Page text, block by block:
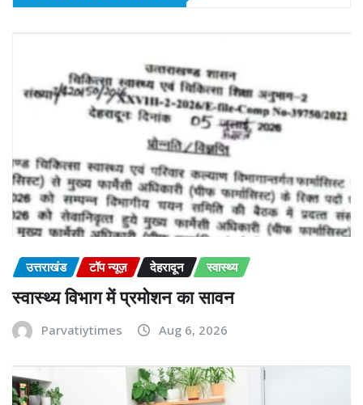
उत्तराखंड टॉप न्यूज़ देहरादून स्वास्थ्य
स्वास्थ्य विभाग में प्रमोशन का सावन
Parvatiytimes Aug 6, 2026